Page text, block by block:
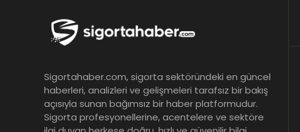
Sigortahaber.com, sigorta sektöründeki en güncel
haberleri, analizleri ve gelişmeleri tarafsız bir bakış
açısıyla sunan bağımsız bir haber platformudur.
Sigorta profesyonellerine, acentelere ve sektöre